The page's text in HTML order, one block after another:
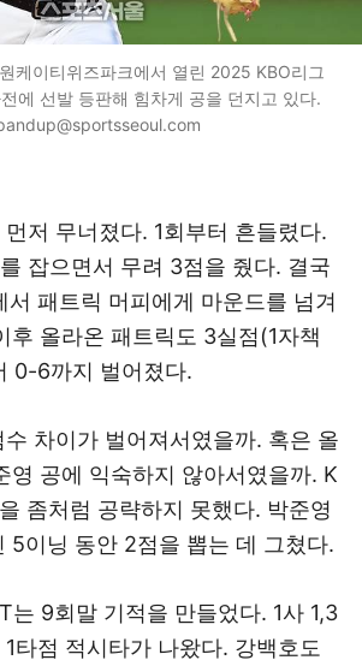
케이티위즈파크에서 열린 2025 KBO리그
에 선발 등판해 힘차게 공을 던지고 있다.
저 무너졌다. 1회부터 흔들렸다.
잡으면서 무려 3점을 줬다. 결국
서 패트릭 머피에게 마운드를 넘겨
후 올라온 패트릭도 3실점(1자책
0-6까지 벌어졌다.
차이가 벌어져서였을까. 혹은 올
영 공에 익숙하지 않아서였을까. K
좀처럼 공략하지 못했다. 박준영
5이닝 동안 2점을 뽑는 데 그쳤다.
는 9회말 기적을 만들었다. 1사 1,3
타점 적시타가 나왔다. 강백호도